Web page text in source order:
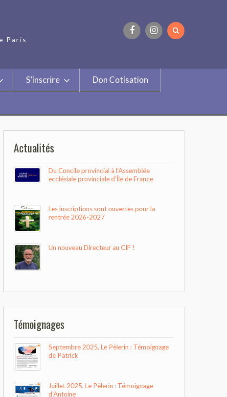
Paris
S’inscrire Don Cotisation
Actualités
Du Concile provincial à l’Assemblée
ecclésiale provinciale d’Île de France
Les inscriptions sont ouvertes pour la
rentrée 2026-2027
Un nouveau Directeur au CIF !
Témoignages
Septembre 2025, Le Pèlerin : Témoignage
de Patrick
Juillet 2025, Le Pèlerin : Témoignage
d’Antoine